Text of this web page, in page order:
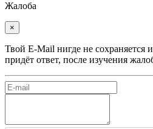
Жалоба
×
Твой E-Mail нигде не сохраняется
придёт ответ, после изучения